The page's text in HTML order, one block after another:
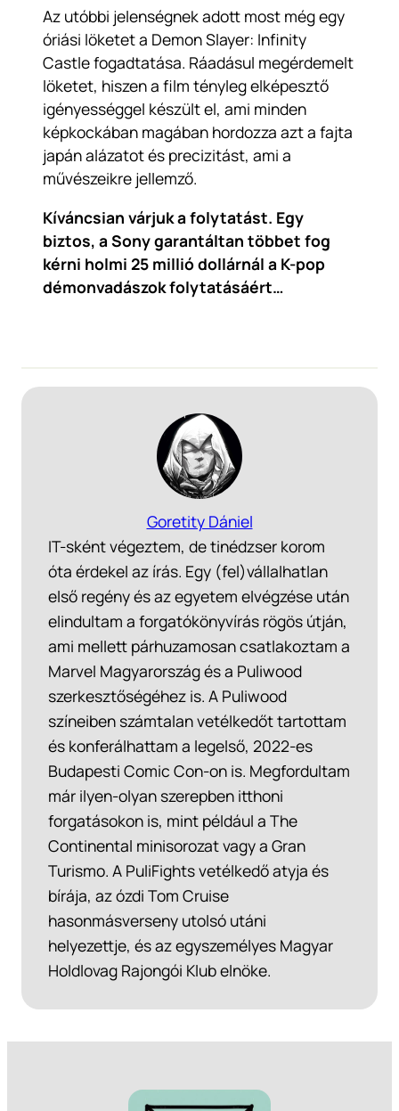
Az utóbbi jelenségnek adott most még egy
óriási löketet a Demon Slayer: Infinity
Castle fogadtatása. Ráadásul megérdemelt
löketet, hiszen a film tényleg elképesztő
igényességgel készült el, ami minden
képkockában magában hordozza azt a fajta
japán alázatot és precizitást, ami a
művészeikre jellemző.
Kíváncsian várjuk a folytatást. Egy
biztos, a Sony garantáltan többet fog
kérni holmi 25 millió dollárnál a K-pop
démonvadászok folytatásáért…
Goretity Dániel
IT-sként végeztem, de tinédzser korom
óta érdekel az írás. Egy (fel)vállalhatlan
első regény és az egyetem elvégzése után
elindultam a forgatókönyvírás rögös útján,
ami mellett párhuzamosan csatlakoztam a
Marvel Magyarország és a Puliwood
szerkesztőségéhez is. A Puliwood
színeiben számtalan vetélkedőt tartottam
és konferálhattam a legelső, 2022-es
Budapesti Comic Con-on is. Megfordultam
már ilyen-olyan szerepben itthoni
forgatásokon is, mint például a The
Continental minisorozat vagy a Gran
Turismo. A PuliFights vetélkedő atyja és
bírája, az ózdi Tom Cruise
hasonmásverseny utolsó utáni
helyezettje, és az egyszemélyes Magyar
Holdlovag Rajongói Klub elnöke.